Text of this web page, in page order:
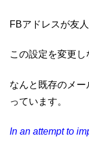
FBアドレスが友
この設定を変更し
なんと既存のメ
っています。
In an attempt to